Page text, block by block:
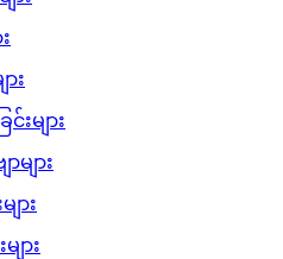
း
းများ
များ
ျား
ား